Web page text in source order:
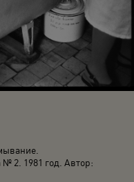
2. 1981 год. Автор: